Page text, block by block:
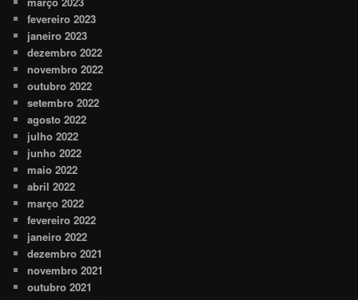
fevereiro 2023
janeiro 2023
dezembro 2022
novembro 2022
outubro 2022
setembro 2022
agosto 2022
julho 2022
junho 2022
maio 2022
abril 2022
março 2022
fevereiro 2022
janeiro 2022
dezembro 2021
novembro 2021
outubro 2021